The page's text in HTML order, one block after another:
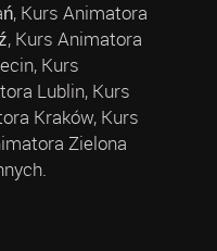
Kurs Animatora
Kurs Animatora
Kurs
Lublin, Kurs
Kraków, Kurs
Zielona